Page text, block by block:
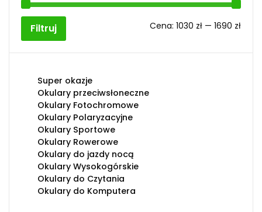
Cena
Cena
Filtruj Cena: 1030 zł — 1690 zł
Super okazje
Okulary przeciwsłoneczne
Okulary Fotochromowe
Okulary Polaryzacyjne
Okulary Sportowe
Okulary Rowerowe
Okulary do jazdy nocą
Okulary Wysokogórskie
Okulary do Czytania
Okulary do Komputera